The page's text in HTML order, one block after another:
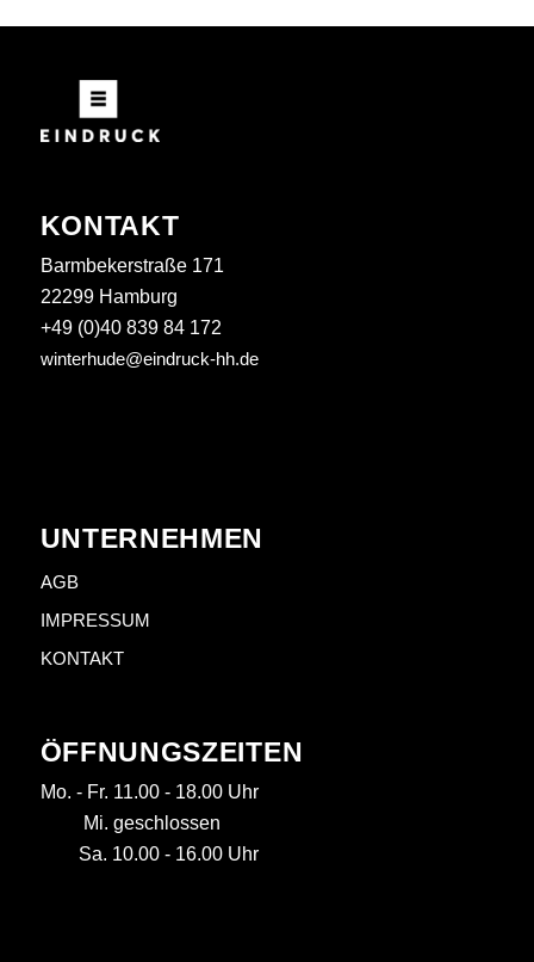
KONTAKT
Barmbekerstraße 171
22299 Hamburg
+49 (0)40 839 84 172
winterhude@eindruck-hh.de
UNTERNEHMEN
AGB
IMPRESSUM
KONTAKT
ÖFFNUNGSZEITEN
Mo. - Fr. 11.00 - 18.00 Uhr
Mi. geschlossen
Sa. 10.00 - 16.00 Uhr